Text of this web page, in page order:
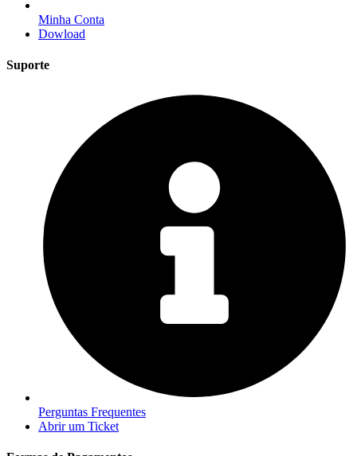
Minha Conta
Dowload
Suporte
Perguntas Frequentes
Abrir um Ticket